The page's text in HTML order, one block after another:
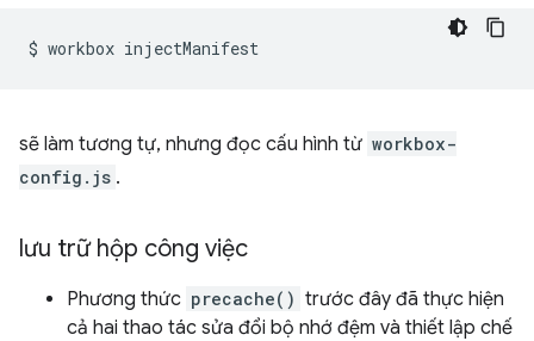
$ workbox
sẽ làm tương tự, nhưng đọc cấu hình từ workbox-
config.js .
lưu trữ hộp công việc
Phương thức precache() trước đây đã thực hiện
cả hai thao tác sửa đổi bộ nhớ đệm và thiết lập chế